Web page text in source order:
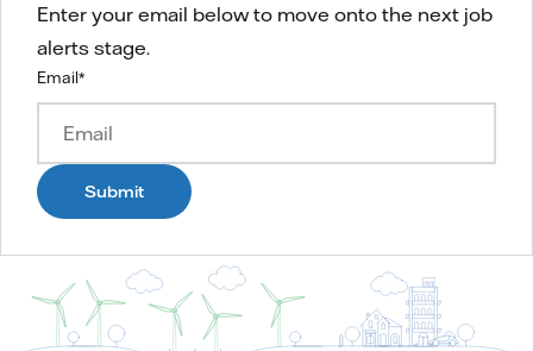
Enter your email below to move onto the next job
alerts stage.
Email*
Submit